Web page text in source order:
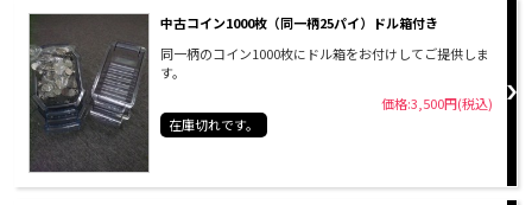
中古コイン1000枚（同一柄25パイ）ドル箱付き
同一柄のコイン1000枚にドル箱をお付けしてご提供しま
す。
価格:3,500円(税込)
在庫切れです。